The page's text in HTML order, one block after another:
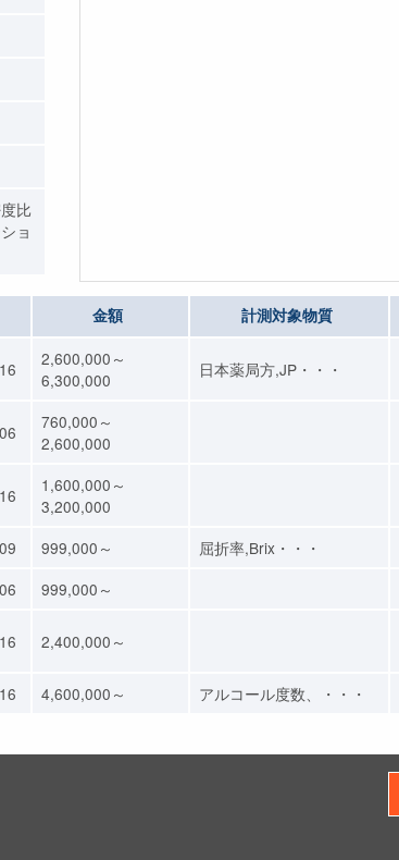
比
ョ
金額 計測対象物質
2,600,000～
6,300,000
日本薬局方,JP・・・
760,000～
2,600,000
1,600,000～
3,200,000
999,000～ 屈折率,Brix・・・
999,000～
2,400,000～
4,600,000～ アルコール度数、・・・